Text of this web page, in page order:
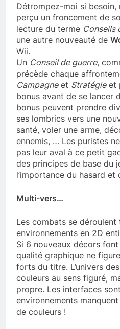
Détrompez-moi si besoin,
perçu un froncement de
lecture du terme Conseils
une autre nouveauté de
Wii.
Un Conseil de guerre,
précède chaque
Campagneet Stratégieet
bonus avant de se lancer
bonus peuvent prendre
ses lombrics vers une
santé, voler une arme,
ennemis, … Les puristes
pas leur aval à ce petit
des principes de base du
l’importance du hasard et
Multi-vers…
Les combats se déroulent
environnements en 2D
Si 6 nouveaux décors
qualité graphique ne
forts du titre. L’univers des
couleurs au sens figuré,
propre. Les interfaces
environnements
de couleurs !